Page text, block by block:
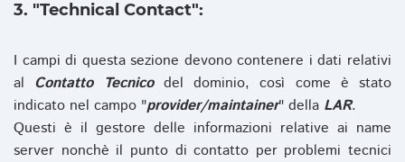
3. "Technical Contact":
I campi di questa sezione devono contenere i dati relativi
al Contatto Tecnicodel dominio, così come è stato
indicato nel campo "provider/maintainer" della LAR.
Questi è il gestore delle informazioni relative ai name
server nonchè il punto di contatto per problemi tecnici